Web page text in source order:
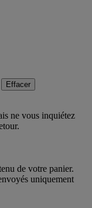
Effacer
ne vous inquiétez
de votre panier.
uniquement